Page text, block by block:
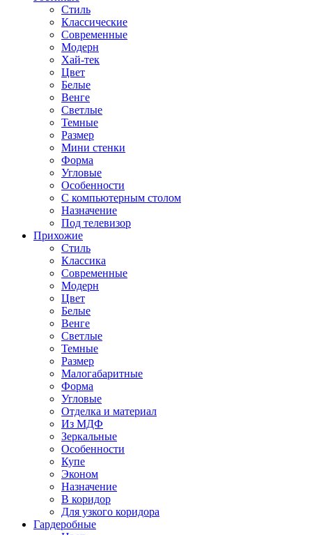
Стиль
Классические
Современные
Модерн
Хай-тек
Цвет
Белые
Венге
Светлые
Темные
Размер
Мини стенки
Форма
Угловые
Особенности
С компьютерным столом
Назначение
Под телевизор
Прихожие
Стиль
Классика
Современные
Модерн
Цвет
Белые
Венге
Светлые
Темные
Размер
Малогабаритные
Форма
Угловые
Отделка и материал
Из МДФ
Зеркальные
Особенности
Купе
Эконом
Назначение
В коридор
Для узкого коридора
Гардеробные